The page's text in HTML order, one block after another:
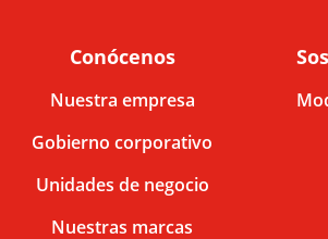
Conócenos
Nuestra empresa
Gobierno corporativo
Unidades de negocio
Nuestras marcas